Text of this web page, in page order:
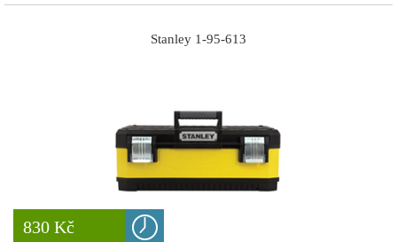
8 777 Kč
830 Kč
Stanley 1-95-613